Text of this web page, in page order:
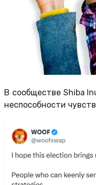
В сообществе Shiba
неспособности